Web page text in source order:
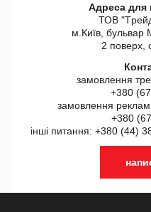
Адреса для
ТОВ
м.Київ, бульвар
2 поверх,
замовлення
+380
замовлення
+380
інші питання: +380 (44)